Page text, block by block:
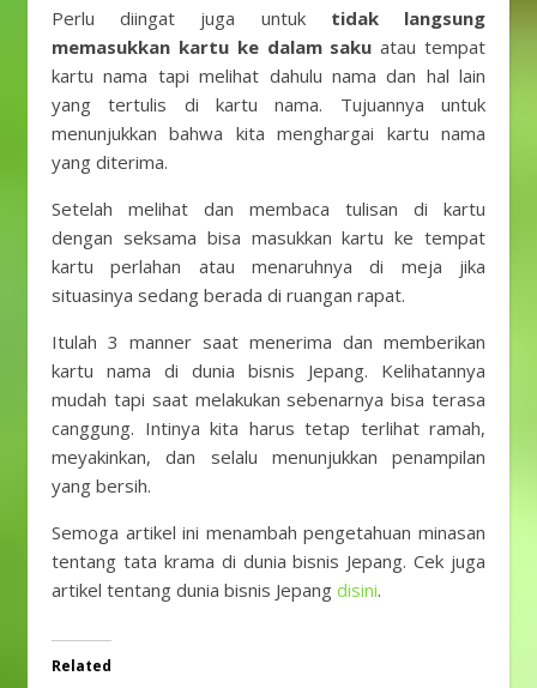
Perlu diingat juga untuk tidak langsung
memasukkan kartu ke dalam sakuatau tempat
kartu nama tapi melihat dahulu nama dan hal lain
yang tertulis di kartu nama. Tujuannya untuk
menunjukkan bahwa kita menghargai kartu nama
yang diterima.
Setelah melihat dan membaca tulisan di kartu
dengan seksama bisa masukkan kartu ke tempat
kartu perlahan atau menaruhnya di meja jika
situasinya sedang berada di ruangan rapat.
Itulah 3 manner saat menerima dan memberikan
kartu nama di dunia bisnis Jepang. Kelihatannya
mudah tapi saat melakukan sebenarnya bisa terasa
canggung. Intinya kita harus tetap terlihat ramah,
meyakinkan, dan selalu menunjukkan penampilan
yang bersih.
Semoga artikel ini menambah pengetahuan minasan
tentang tata krama di dunia bisnis Jepang. Cek juga
artikel tentang dunia bisnis Jepang disini.
Related